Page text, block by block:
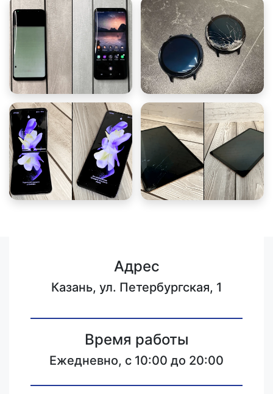
Адрес
Казань, ул. Петербургская, 1
Время работы
Ежедневно, с 10:00 до 20:00